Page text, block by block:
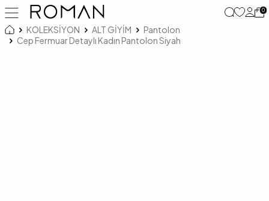
0
KOLEKSİYON ALT GİYİM
Pantolon
Cep Fermuar Detaylı Kadın Pantolon Siyah